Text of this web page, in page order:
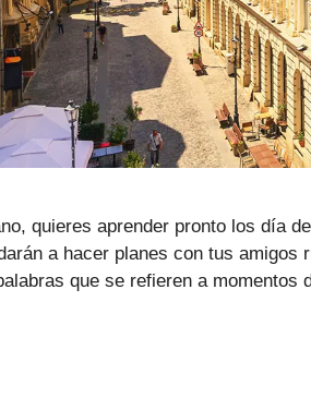
quieres aprender pronto los día
a hacer planes con tus amigos
que se refieren a